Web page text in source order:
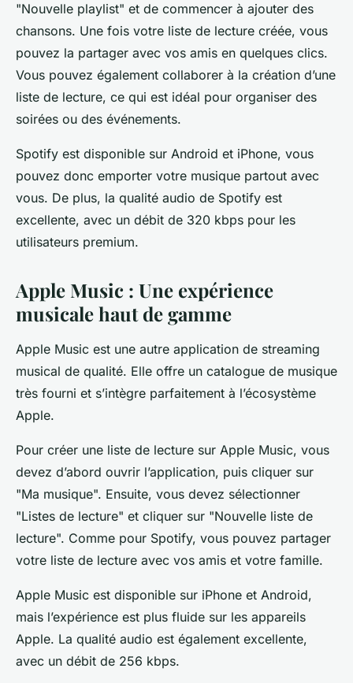
"Nouvelle playlist" et de commencer à ajouter des
chansons. Une fois votre liste de lecture créée, vous
pouvez la partager avec vos amis en quelques clics.
Vous pouvez également collaborer à la création d’une
liste de lecture, ce qui est idéal pour organiser des
soirées ou des événements.
Spotify est disponible sur Android et iPhone, vous
pouvez donc emporter votre musique partout avec
vous. De plus, la qualité audio de Spotify est
excellente, avec un débit de 320 kbps pour les
utilisateurs premium.
Apple Music : Une expérience
musicale haut de gamme
Apple Music est une autre application de streaming
musical de qualité. Elle offre un catalogue de musique
très fourni et s’intègre parfaitement à l’écosystème
Apple.
Pour créer une liste de lecture sur Apple Music, vous
devez d’abord ouvrir l’application, puis cliquer sur
"Ma musique". Ensuite, vous devez sélectionner
"Listes de lecture" et cliquer sur "Nouvelle liste de
lecture". Comme pour Spotify, vous pouvez partager
votre liste de lecture avec vos amis et votre famille.
Apple Music est disponible sur iPhone et Android,
mais l’expérience est plus fluide sur les appareils
Apple. La qualité audio est également excellente,
avec un débit de 256 kbps.